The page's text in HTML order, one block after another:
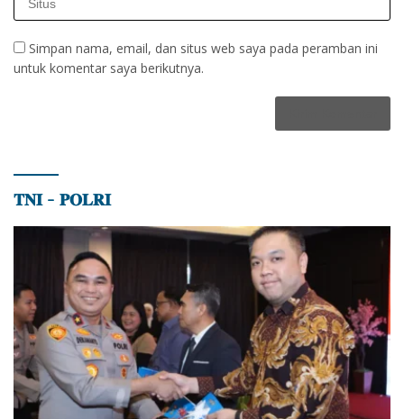
Simpan nama, email, dan situs web saya pada peramban ini
untuk komentar saya berikutnya.
𝐓𝐍𝐈 – 𝐏𝐎𝐋𝐑𝐈